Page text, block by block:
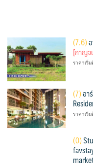
(7.6)
[กาญ
ราคาเริ่
(7)อา
ราคาเริ่
(0)